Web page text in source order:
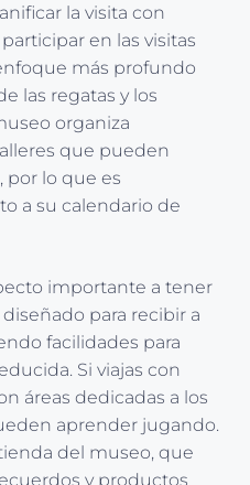
la visita con
en las visitas
más profundo
las regatas y los
organiza
que pueden
por lo que es
a su calendario de
importante a tener
para recibir a
facilidades para
Si viajas con
áreas dedicadas a los
aprender jugando.
del museo, que
y productos